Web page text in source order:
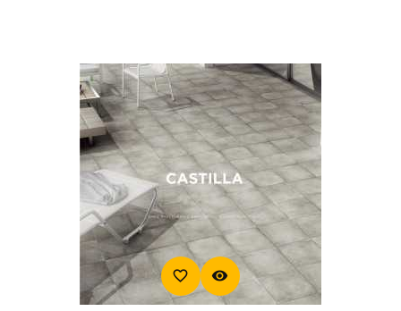
favorite_border visibility